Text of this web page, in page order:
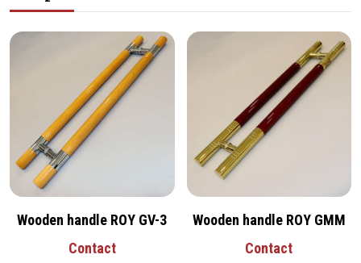
Wooden handle ROY GV-3
Contact
Wooden handle ROY GMM
Contact